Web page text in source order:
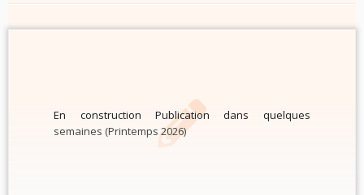
En construction Publication dans quelques
semaines (Printemps 2026)